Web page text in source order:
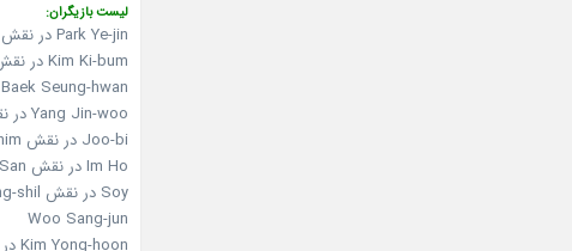
لیست بازیگران:
Park Ye-jin در نقش Lee Tae-ri
Kim Ki-bum در نقش Geum Eun-dong / Hwang Min-soo
Baek Seung-hwan در نقش جوانی Eun-dong
Yang Jin-woo در نقش Choi Seung-jae
Joo-bi در نقش Ha Soon-shim
Im Ho در نقش Geum San
Soy در نقش Na Hong-shil
Woo Sang-jun
Kim Yong-hoon در نقش Manager Moon